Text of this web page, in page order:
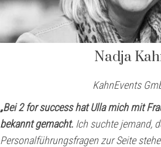
Nadja
KahnEvents
„Bei 2 for success hat Ulla mich mit
bekannt gemacht. Ich suchte jemand,
Personalführungsfragen zur Seite